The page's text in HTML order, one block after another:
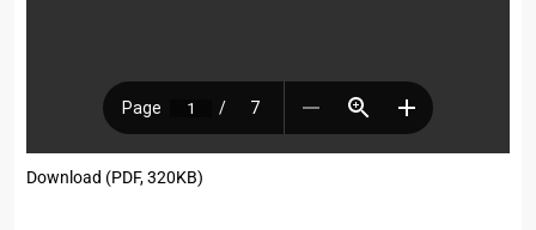
Download (PDF, 320KB)